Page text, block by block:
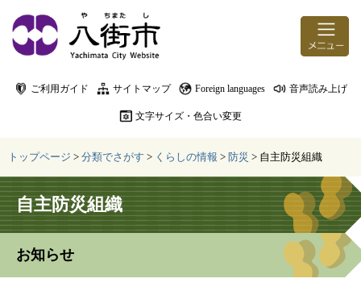
ご利用ガイド サイトマップ Foreign languages 音声読み上げ
文字サイズ・色合い変更
トップページ > 分類でさがす > くらしの情報 > 防災 > 自主防災組織
本文
自主防災組織
お知らせ